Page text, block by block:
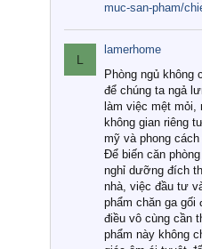
muc-san-pham/
L
lamerhome
Phòng ngủ không
để chúng ta ngả
làm việc mệt mỏi,
không gian riêng
mỹ và phong
Để biến căn
nghỉ dưỡng đích
nhà, việc đầu tư
phẩm chăn ga gối
điều vô cùng cần
phẩm này không